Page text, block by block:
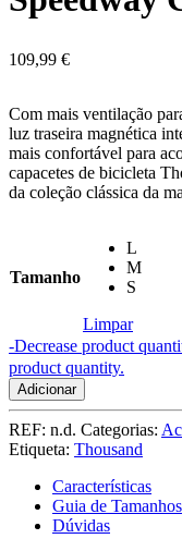
109,99 €
Com mais ventilação
luz traseira magnética
mais confortável para
capacetes de bicicleta
da coleção clássica da
Tamanho
L
M
S
Limpar
-Decrease product
product quantity.
Adicionar
REF: n.d. Categorias:
Etiqueta: Thousand
Características
Guia de Tamanhos
Dúvidas